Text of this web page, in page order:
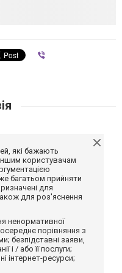
які бажають
користувачам
багатьом прийняти
для
для роз'яснення
ненормативної
порівняння з
безпідставні заяви,
і / або її послуги;
інтернет-ресурси;